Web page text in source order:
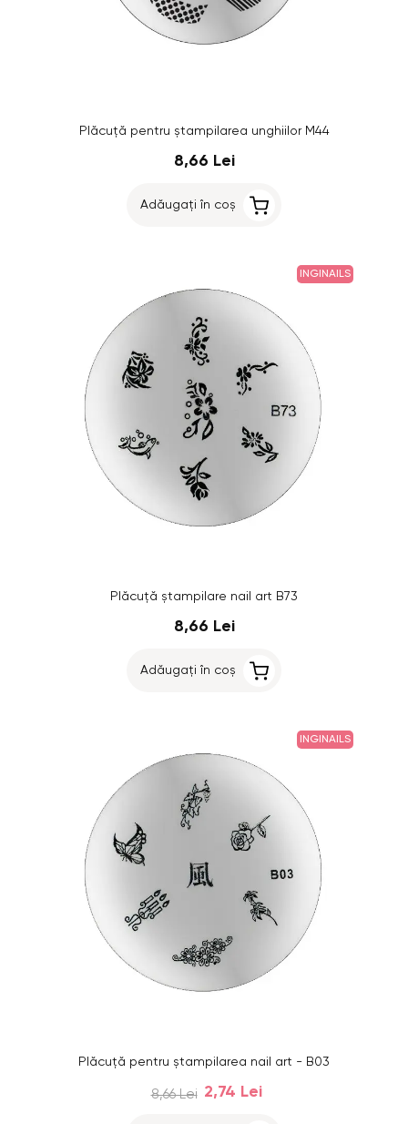
Plăcuţă pentru ştampilarea unghiilor M44
8,66 Lei
Adăugați în coș
INGINAILS
Plăcuţă ştampilare nail art B73
8,66 Lei
Adăugați în coș
INGINAILS
Plăcuţă pentru ştampilarea nail art - B03
8,66 Lei 2,74 Lei